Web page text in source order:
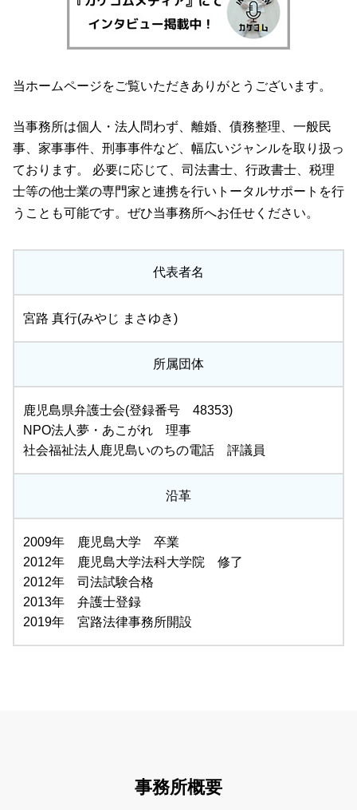
当ホームページをご覧いただきありがとうございます。
当事務所は個人・法人問わず、離婚、債務整理、一般民
事、家事事件、刑事事件など、幅広いジャンルを取り扱っ
ております。 必要に応じて、司法書士、行政書士、税理
士等の他士業の専門家と連携を行いトータルサポートを行
うことも可能です。ぜひ当事務所へお任せください。
代表者名
宮路 真行(みやじ まさゆき)
所属団体
鹿児島県弁護士会(登録番号 48353)
NPO法人夢・あこがれ 理事
社会福祉法人鹿児島いのちの電話 評議員
沿革
2009年 鹿児島大学 卒業
2012年 鹿児島大学法科大学院 修了
2012年 司法試験合格
2013年 弁護士登録
2019年 宮路法律事務所開設
事務所概要